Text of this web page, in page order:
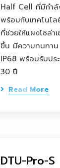
Half Cell ที่มีกำ
พร้อมกับเทคโนโล
ที่ช่วยให้แผงโซล่
ขึ้น มีความทนทา
IP68 พร้อมรับปร
30 ปี
Read More
DTU-Pro-S